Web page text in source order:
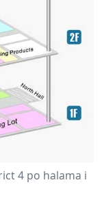
4 po halama i